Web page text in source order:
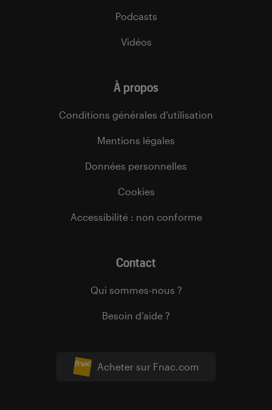
Acheter sur Fnac.com
Podcasts
Vidéos
À propos
Conditions générales d’utilisation
Mentions légales
Données personnelles
Cookies
Accessibilité : non conforme
Contact
Qui sommes-nous ?
Besoin d’aide ?